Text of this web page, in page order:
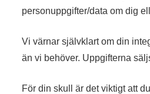
personuppgifter/data om dig
Vi värnar självklart om din
än vi behöver. Uppgifterna
För din skull är det viktigt att